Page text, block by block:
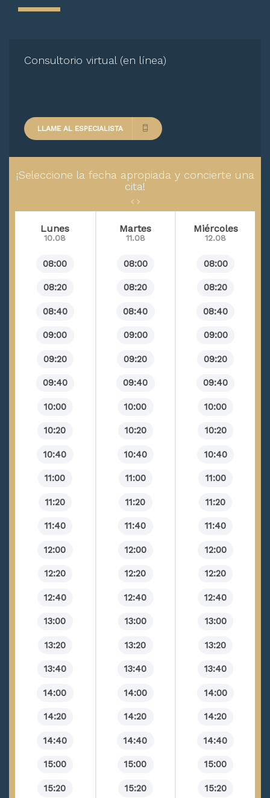
Consultorio virtual (en línea)
LLAME AL ESPECIALISTA
¡Seleccione la fecha apropiada y concierte una
cita!
Lunes
10.08
08:00
08:20
08:40
09:00
09:20
09:40
10:00
10:20
10:40
11:00
11:20
11:40
12:00
12:20
12:40
13:00
13:20
13:40
14:00
14:20
14:40
15:00
15:20
Martes
11.08
08:00
08:20
08:40
09:00
09:20
09:40
10:00
10:20
10:40
11:00
11:20
11:40
12:00
12:20
12:40
13:00
13:20
13:40
14:00
14:20
14:40
15:00
15:20
Miércoles
12.08
08:00
08:20
08:40
09:00
09:20
09:40
10:00
10:20
10:40
11:00
11:20
11:40
12:00
12:20
12:40
13:00
13:20
13:40
14:00
14:20
14:40
15:00
15:20